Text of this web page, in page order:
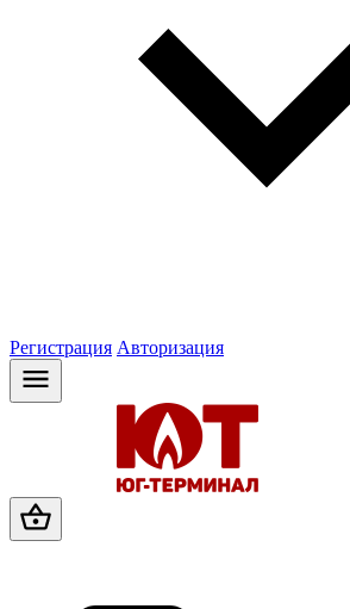
Регистрация Авторизация